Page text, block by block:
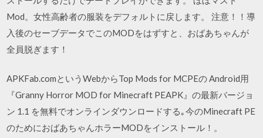
Mod。女性高齢者の服装をデフォルトに戻します。 注意！！導
入後のセーブデータでこのMODをはずすと、おばあちゃんが
全員脱ぎます！
APKFab.comというWebからTop Mods for MCPEの Android用
『Granny Horror MOD for Minecraft PEAPK』の最新バージョ
ン 1.1 を無料でオンラインダウンロードする｡今のMinecraft PE
のためにおばあちゃんホラーMODをインストール！。